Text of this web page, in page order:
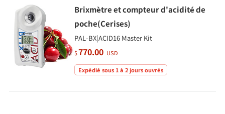
Brixmètre et compteur d'acidité de
poche(Cerises)
PAL-BX|ACID16 Master Kit
$770.00 USD
Expédié sous 1 à 2 jours ouvrés